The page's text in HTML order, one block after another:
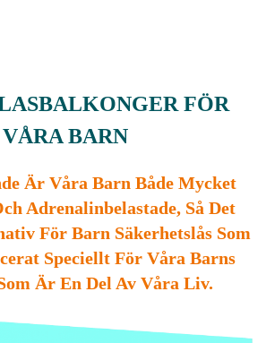
FÖR
VÅRA BARN
Är Våra Barn Både Mycket
Adrenalinbelastade, Så Det
För Barn Säkerhetslås Som
Speciellt För Våra Barns
Är En Del Av Våra Liv.